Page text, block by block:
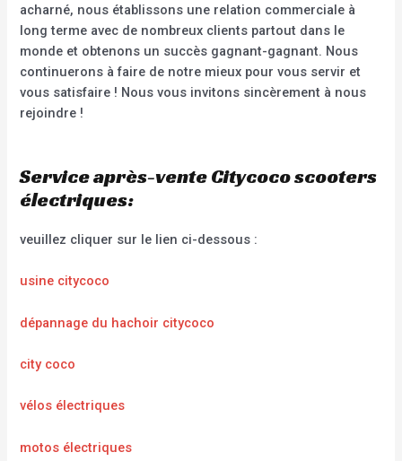
acharné, nous établissons une relation commerciale à
long terme avec de nombreux clients partout dans le
monde et obtenons un succès gagnant-gagnant. Nous
continuerons à faire de notre mieux pour vous servir et
vous satisfaire ! Nous vous invitons sincèrement à nous
rejoindre !
Service après-vente Citycoco scooters
électriques:
veuillez cliquer sur le lien ci-dessous :
usine citycoco
dépannage du hachoir citycoco
city coco
vélos électriques
motos électriques